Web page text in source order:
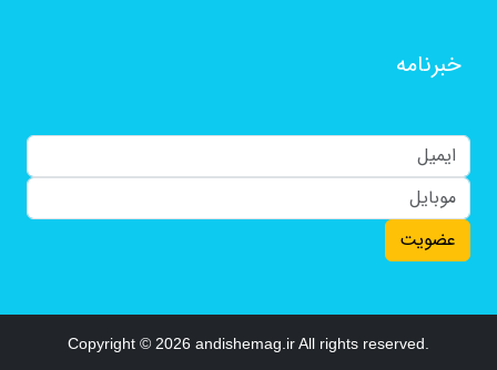
خبرنامه
عضویت
Copyright © 2026 andishemag.ir All rights reserved.